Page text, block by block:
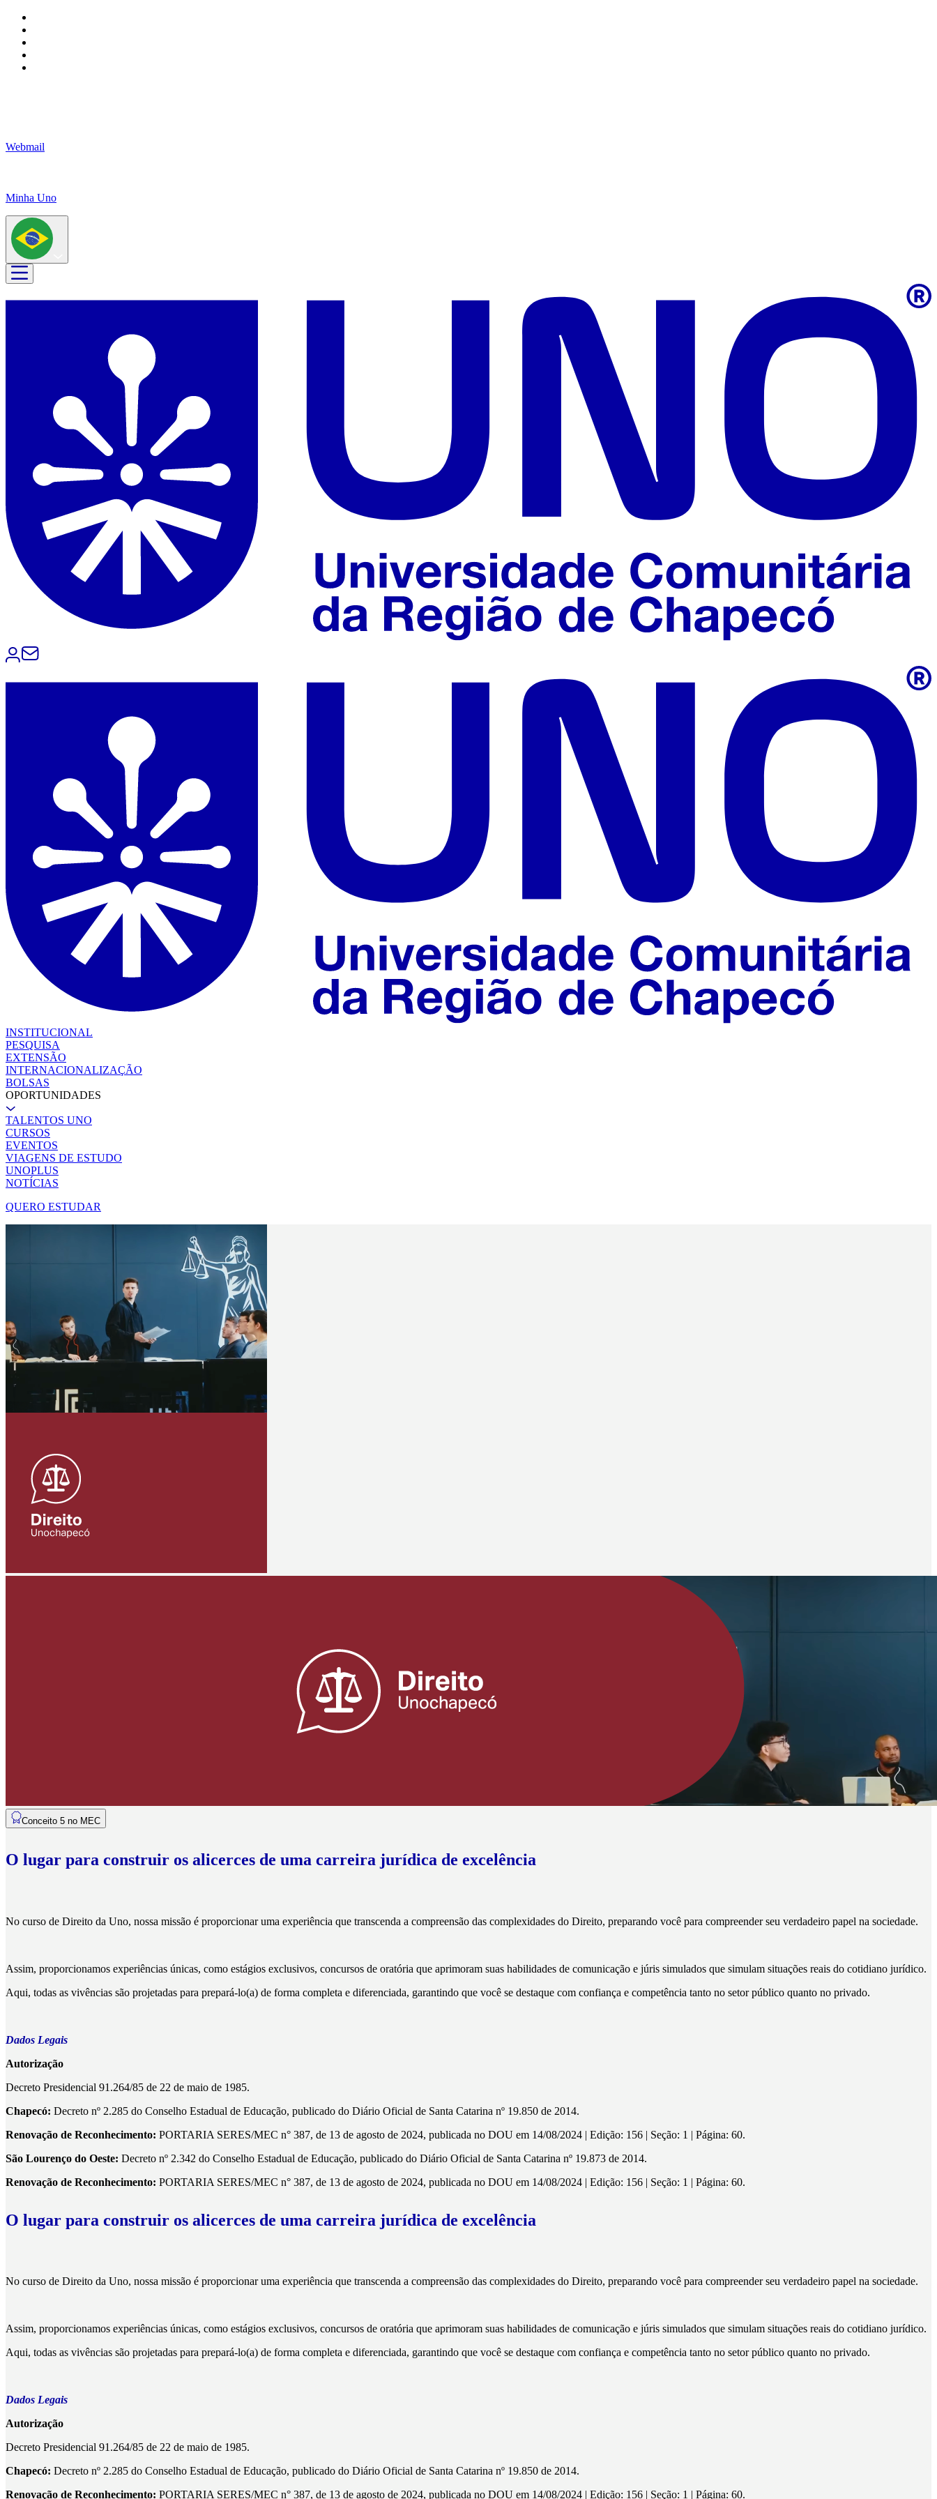
Webmail
Minha Uno
INSTITUCIONAL
PESQUISA
EXTENSÃO
INTERNACIONALIZAÇÃO
BOLSAS
OPORTUNIDADES
TALENTOS UNO
CURSOS
EVENTOS
VIAGENS DE ESTUDO
UNOPLUS
NOTÍCIAS
QUERO ESTUDAR
Conceito 5 no MEC
O lugar para construir os alicerces de uma carreira jurídica de excelência
No curso de Direito da Uno, nossa missão é proporcionar uma experiência que transcenda a compreensão das complexidades do Direito, preparando você para compreender seu verdadeiro papel na sociedade.
Assim, proporcionamos experiências únicas, como estágios exclusivos, concursos de oratória que aprimoram suas habilidades de comunicação e júris simulados que simulam situações reais do cotidiano jurídico.
Aqui, todas as vivências são projetadas para prepará-lo(a) de forma completa e diferenciada, garantindo que você se destaque com confiança e competência tanto no setor público quanto no privado.
Dados Legais
Autorização
Decreto Presidencial 91.264/85 de 22 de maio de 1985.
Chapecó: Decreto nº 2.285 do Conselho Estadual de Educação, publicado do Diário Oficial de Santa Catarina nº 19.850 de 2014.
Renovação de Reconhecimento: PORTARIA SERES/MEC n° 387, de 13 de agosto de 2024, publicada no DOU em 14/08/2024 | Edição: 156 | Seção: 1 | Página: 60.
São Lourenço do Oeste: Decreto nº 2.342 do Conselho Estadual de Educação, publicado do Diário Oficial de Santa Catarina nº 19.873 de 2014.
Renovação de Reconhecimento: PORTARIA SERES/MEC n° 387, de 13 de agosto de 2024, publicada no DOU em 14/08/2024 | Edição: 156 | Seção: 1 | Página: 60.
O lugar para construir os alicerces de uma carreira jurídica de excelência
No curso de Direito da Uno, nossa missão é proporcionar uma experiência que transcenda a compreensão das complexidades do Direito, preparando você para compreender seu verdadeiro papel na sociedade.
Assim, proporcionamos experiências únicas, como estágios exclusivos, concursos de oratória que aprimoram suas habilidades de comunicação e júris simulados que simulam situações reais do cotidiano jurídico.
Aqui, todas as vivências são projetadas para prepará-lo(a) de forma completa e diferenciada, garantindo que você se destaque com confiança e competência tanto no setor público quanto no privado.
Dados Legais
Autorização
Decreto Presidencial 91.264/85 de 22 de maio de 1985.
Chapecó: Decreto nº 2.285 do Conselho Estadual de Educação, publicado do Diário Oficial de Santa Catarina nº 19.850 de 2014.
Renovação de Reconhecimento: PORTARIA SERES/MEC n° 387, de 13 de agosto de 2024, publicada no DOU em 14/08/2024 | Edição: 156 | Seção: 1 | Página: 60.